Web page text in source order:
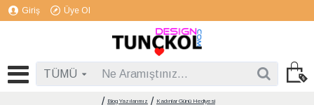
Giriş Üye Ol
TÜMÜ
Blog Yazılarımız Kadınlar Günü Hediyesi